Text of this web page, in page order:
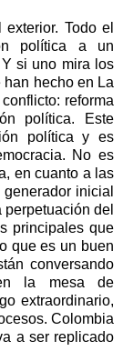
Todo el
política a un
si uno mira los
han hecho en La
reforma
política. Este
política y es
No es
en cuanto a las
inicial
del
principales que
que es un buen
conversando
la mesa de
extraordinario,
Colombia
a ser replicado